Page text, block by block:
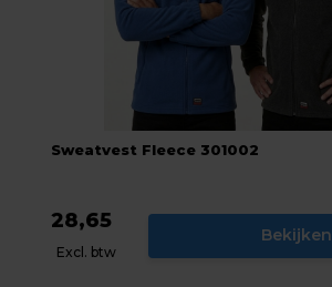
Sweatvest Fleece 301002
28,65
Excl. btw
Bekijken